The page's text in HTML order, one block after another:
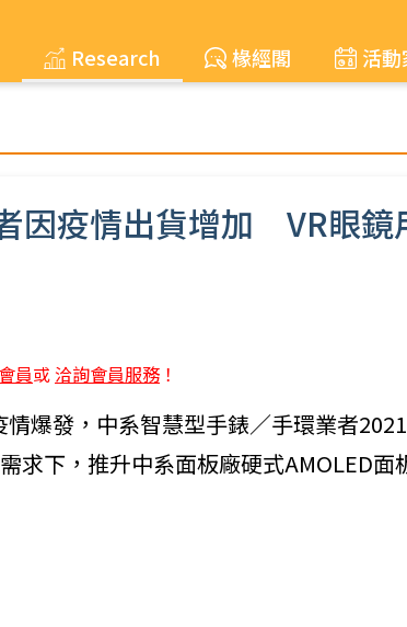
Research 椽經閣 活動
因疫情出貨增加 VR眼鏡
員或 洽詢會員服務 ！
情爆發，中系智慧型手錶／手環業者
求下，推升中系面板廠硬式AMOLED面